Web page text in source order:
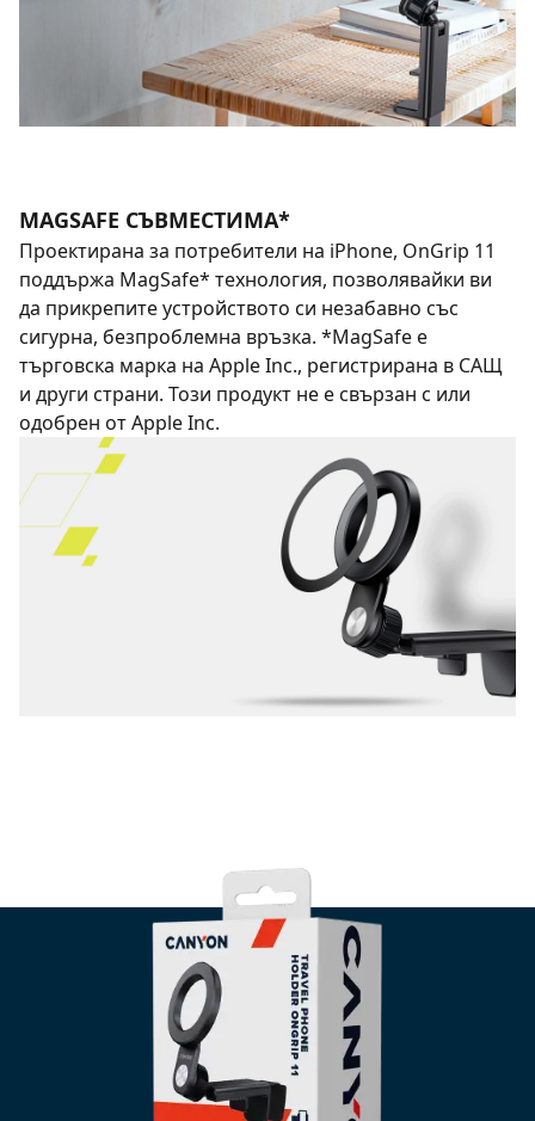
MAGSAFE СЪВМЕСТИМА*
Проектирана за потребители на iPhone, OnGrip 11
поддържа MagSafe* технология, позволявайки ви
да прикрепите устройството си незабавно със
сигурна, безпроблемна връзка. *MagSafe е
търговска марка на Apple Inc., регистрирана в САЩ
и други страни. Този продукт не е свързан с или
одобрен от Apple Inc.